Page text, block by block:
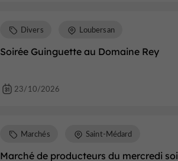
Soirée Guinguette au Domaine Rey
Divers Loubersan
23/10/2026
Marché de producteurs du mercredi
Marchés Saint-Médard